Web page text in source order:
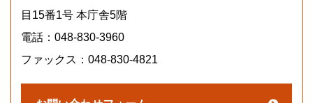
目15番1号 本庁舎5階
電話：048-830-3960
ファックス：048-830-4821